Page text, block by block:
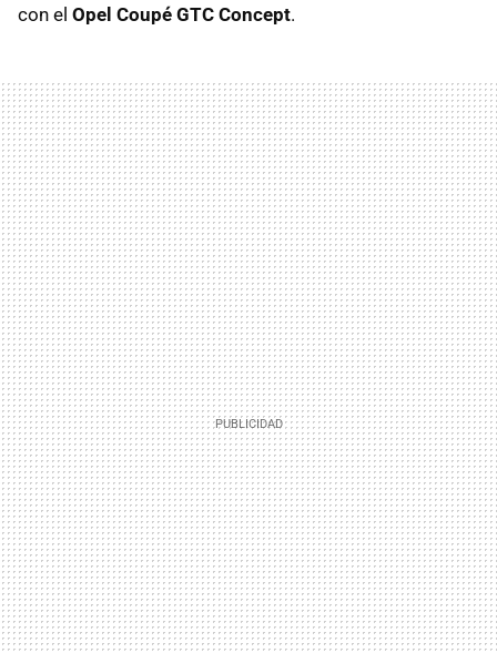
con el Opel Coupé GTC Concept.